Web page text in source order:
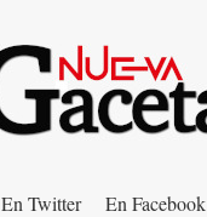
En Twitter
En Facebook